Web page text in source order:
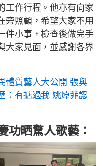
工作行程。他亦有向家
旁照顧，希望大家不用
件小事，檢查後做完手
大家見面，並感謝各界
體質藝人大公開 張與
：有掂過我 姚焯菲認
功晒驚人歌藝：